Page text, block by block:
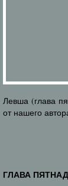
Левша (глава
от нашего
ГЛАВА